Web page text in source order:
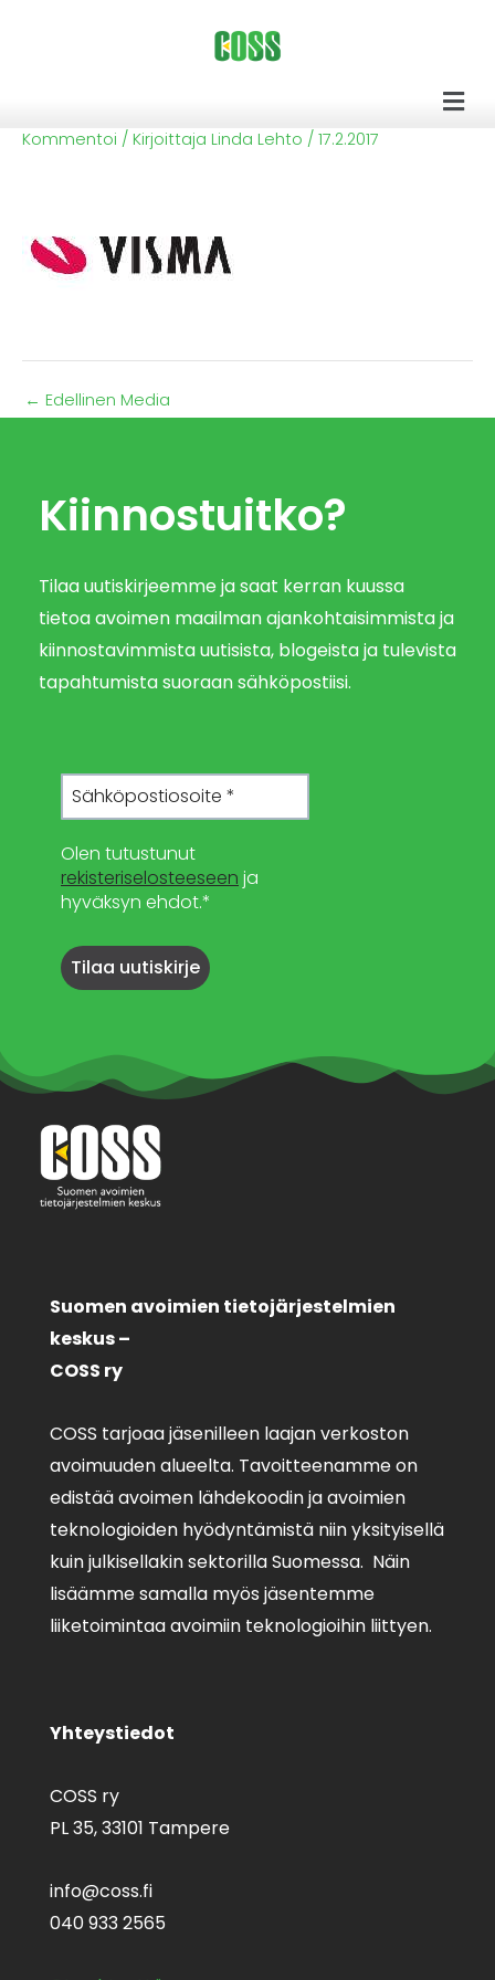
Kommentoi / Kirjoittaja Linda Lehto / 17.2.2017
← Edellinen Media
Kiinnostuitko?
Tilaa uutiskirjeemme ja saat kerran kuussa
tietoa avoimen maailman ajankohtaisimmista ja
kiinnostavimmista uutisista, blogeista ja tulevista
tapahtumista suoraan sähköpostiisi.
Olen tutustunut
rekisteriselosteeseen ja
hyväksyn ehdot.*
Suomen avoimien tietojärjestelmien
keskus –
COSS ry
COSS tarjoaa jäsenilleen laajan verkoston
avoimuuden alueelta. Tavoitteenamme on
edistää avoimen lähdekoodin ja avoimien
teknologioiden hyödyntämistä niin yksityisellä
kuin julkisellakin sektorilla Suomessa. Näin
lisäämme samalla myös jäsentemme
liiketoimintaa avoimiin teknologioihin liittyen.
Yhteystiedot
COSS ry
PL 35,33101 Tampere
info@coss.fi
040 933 2565